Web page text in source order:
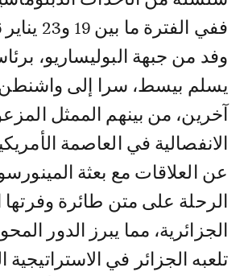
وفد من جبهة البوليساريو،
يسلم بيسط، سرا إلى
آخرين، من بينهم الممثل
الانفصالية في العاصمة
عن العلاقات مع بعثة
الرحلة على متن طائرة وفرتها
الجزائرية، مما يبرز الدور
تلعبه الجزائر في الاستراتيجية